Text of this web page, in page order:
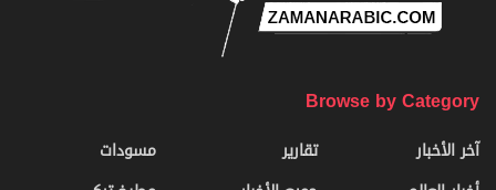
Browse by Category
آخر الأخبار
تقارير
مسودات